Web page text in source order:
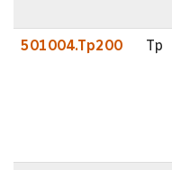
501004.Tp200 Tp